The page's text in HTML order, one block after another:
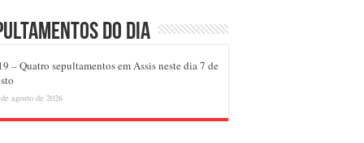
do dia
– Quatro sepultamentos em Assis neste dia 7 de
agosto de 2026